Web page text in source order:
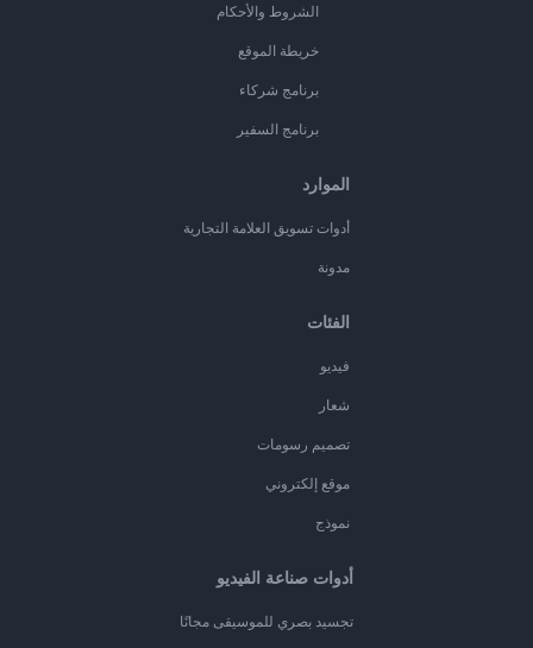
الشروط والأحكام
خريطة الموقع
برنامج شركاء
برنامج السفير
الموارد
أدوات تسويق العلامة التجارية
مدونة
الفئات
فيديو
شعار
تصميم رسومات
موقع إلكتروني
نموذج
أدوات صناعة الفيديو
تجسيد بصري للموسيقى مجانًا